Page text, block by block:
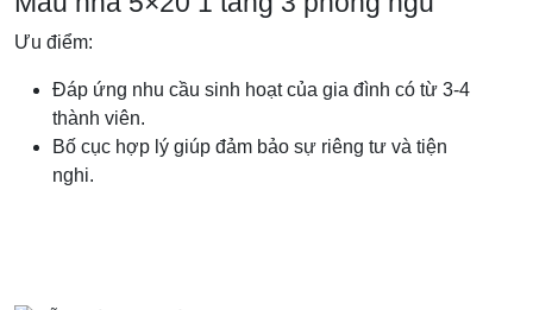
Ưu điểm:
Đáp ứng nhu cầu sinh hoạt của gia đình có từ 3-4
thành viên.
Bố cục hợp lý giúp đảm bảo sự riêng tư và tiện
nghi.